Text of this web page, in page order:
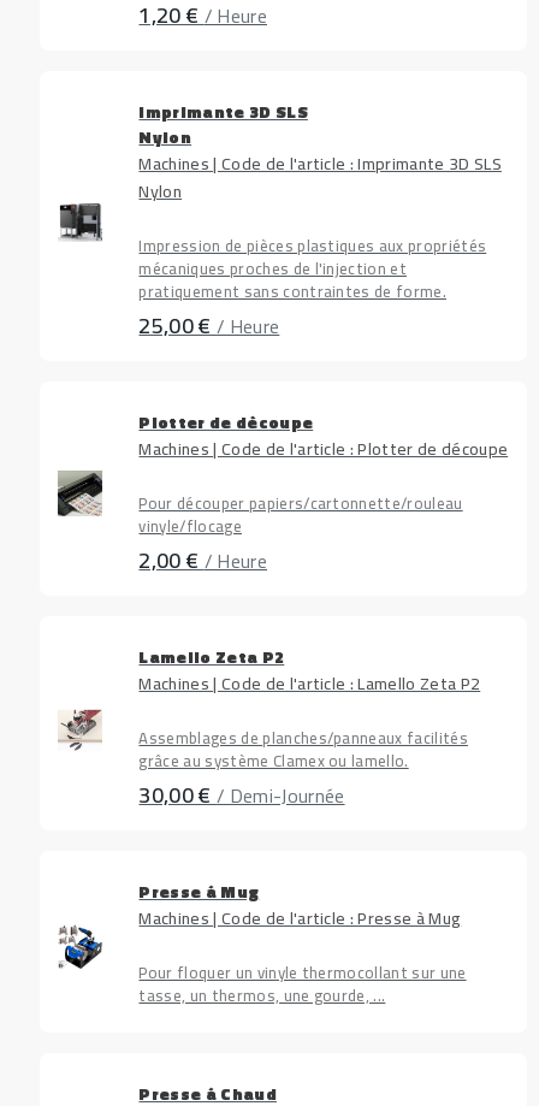
1,20 €/ Heure
Imprimante 3D SLS
Nylon
Machines | Code de l'article : Imprimante 3D SLS
Nylon
Impression de pièces plastiques aux propriétés
mécaniques proches de l'injection et
pratiquement sans contraintes de forme.
25,00 €/ Heure
Plotter de découpe
Machines | Code de l'article : Plotter de découpe
Pour découper papiers/cartonnette/rouleau
vinyle/flocage
2,00 €/ Heure
Lamello Zeta P2
Machines | Code de l'article : Lamello Zeta P2
Assemblages de planches/panneaux facilités
grâce au système Clamex ou lamello.
30,00 €/ Demi-Journée
Presse à Mug
Machines | Code de l'article : Presse à Mug
Pour floquer un vinyle thermocollant sur une
tasse, un thermos, une gourde, ...
Presse à Chaud